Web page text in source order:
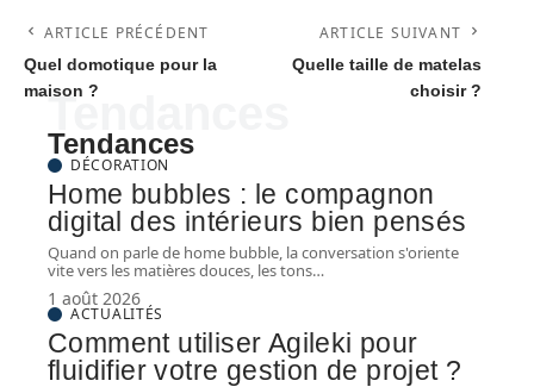
ARTICLE PRÉCÉDENT
Quel domotique pour la
maison ?
ARTICLE SUIVANT
Quelle taille de matelas
choisir ?
Tendances
Tendances
DÉCORATION
Home bubbles : le compagnon
digital des intérieurs bien pensés
Quand on parle de home bubble, la conversation s'oriente
vite vers les matières douces, les tons…
1 août 2026
ACTUALITÉS
Comment utiliser Agileki pour
fluidifier votre gestion de projet ?